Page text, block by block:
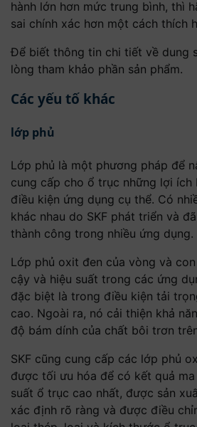
hành lớn hơn mức trung bình, thì
sai chính xác hơn một cách thích
Để biết thông tin chi tiết về dung
lòng tham khảo phần sản phẩm.
Các yếu tố khác
lớp phủ
Lớp phủ là một phương pháp để
cung cấp cho ổ trục những lợi ích
điều kiện ứng dụng cụ thể. Có
khác nhau do SKF phát triển và
thành công trong nhiều ứng dụng.
Lớp phủ oxit đen của vòng và
cậy và hiệu suất trong các ứng
đặc biệt là trong điều kiện tải
cao. Ngoài ra, nó cải thiện khả
độ bám dính của chất bôi trơn
SKF cũng cung cấp các lớp phủ
được tối ưu hóa để có kết quả
suất ổ trục cao nhất, được sản
xác định rõ ràng và được điều